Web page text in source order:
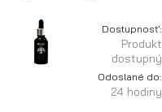
Dostupnosť:
Produkt
dostupný
Odoslané do:
24 hodiny